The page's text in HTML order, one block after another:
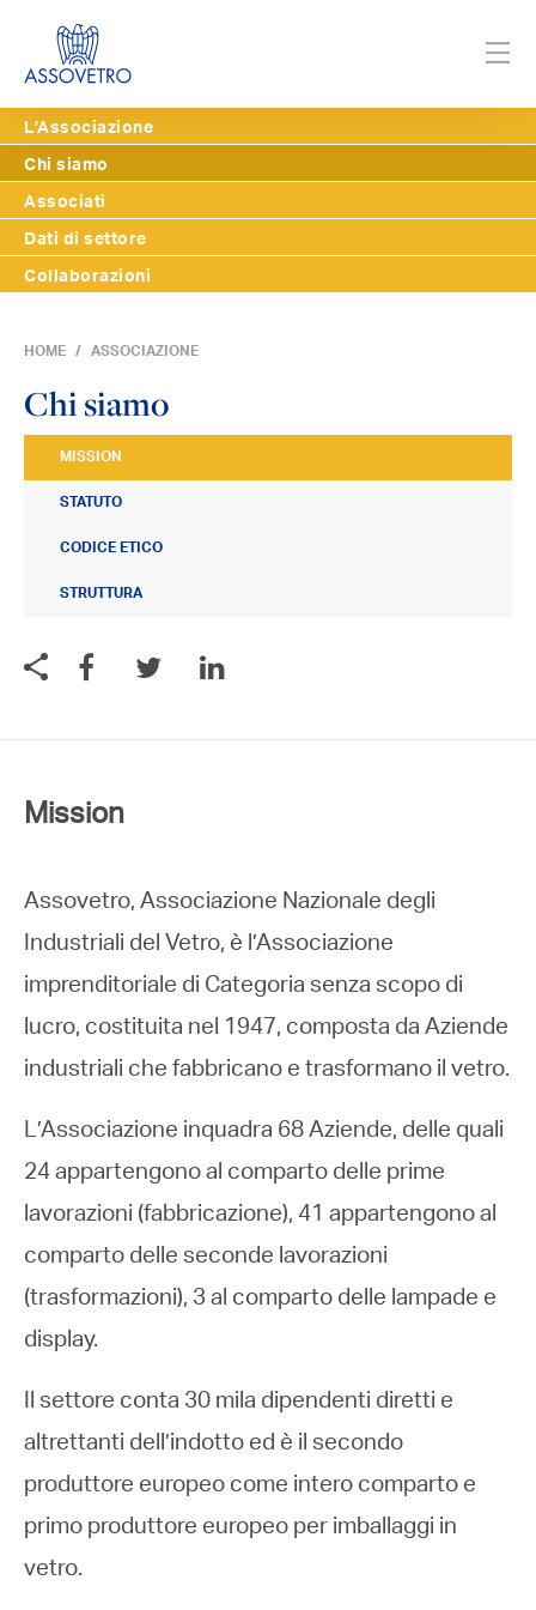
L’Associazione
Chi siamo
Associati
Dati di settore
Collaborazioni
HOME ASSOCIAZIONE
Chi siamo
MISSION
STATUTO
CODICE ETICO
STRUTTURA
Mission
Assovetro, Associazione Nazionale degli
Industriali del Vetro, è l’Associazione
imprenditoriale di Categoria senza scopo di
lucro, costituita nel 1947, composta da Aziende
industriali che fabbricano e trasformano il vetro.
L’Associazione inquadra 68 Aziende, delle quali
24 appartengono al comparto delle prime
lavorazioni (fabbricazione), 41 appartengono al
comparto delle seconde lavorazioni
(trasformazioni), 3 al comparto delle lampade e
display.
Il settore conta 30 mila dipendenti diretti e
altrettanti dell’indotto ed è il secondo
produttore europeo come intero comparto e
primo produttore europeo per imballaggi in
vetro.